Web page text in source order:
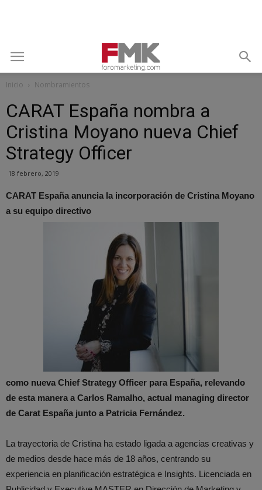
Inicio Nombramientos
CARAT España nombra a
Cristina Moyano nueva Chief
Strategy Officer
18 febrero, 2019
CARAT España anuncia la incorporación de Cristina Moyano
a su equipo directivo
como nueva Chief Strategy Officer para España, relevando
de esta manera a Carlos Ramalho, actual managing director
de Carat España junto a Patricia Fernández.
La trayectoria de Cristina ha estado ligada a agencias creativas y
de medios desde hace más de 18 años, centrando su
experiencia en planificación estratégica e Insights. Licenciada en